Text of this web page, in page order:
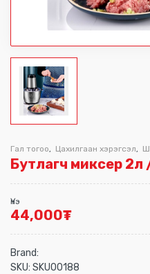
Гал тогоо, Цахилгаан хэрэгсэл,
Бутлагч миксер
Үнэ
44,000₮
Brand:
SKU: SKU00188